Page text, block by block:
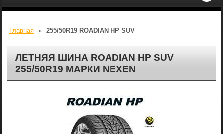
Главная » 255/50R19 ROADIAN HP SUV
ЛЕТНЯЯ ШИНА ROADIAN HP SUV
255/50R19 МАРКИ NEXEN